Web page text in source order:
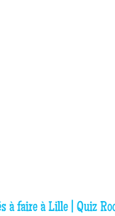
à faire à Lille | Quiz